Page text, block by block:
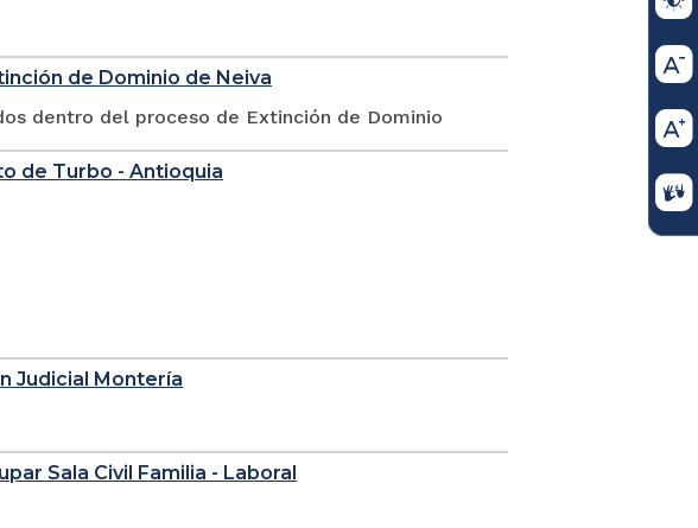
de Dominio de Neiva
dentro del proceso de Extinción de Dominio
de Turbo - Antioquia
Judicial Montería
Sala Civil Familia - Laboral